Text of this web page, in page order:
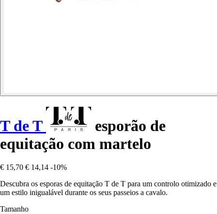
T de T
esporão de
equitação com martelo
€ 15,70 € 14,14 -10%
Descubra os esporas de equitação T de T para um controlo otimizado e
um estilo inigualável durante os seus passeios a cavalo.
Tamanho